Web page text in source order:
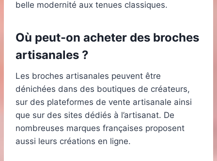
belle modernité aux tenues classiques.
Où peut-on acheter des broches
artisanales ?
Les broches artisanales peuvent être
dénichées dans des boutiques de créateurs,
sur des plateformes de vente artisanale ainsi
que sur des sites dédiés à l’artisanat. De
nombreuses marques françaises proposent
aussi leurs créations en ligne.